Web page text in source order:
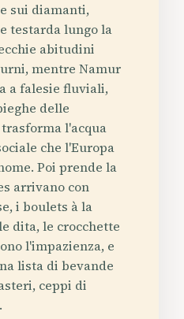
sui diamanti,
testarda lungo la
abitudini
mentre Namur
a falesie fluviali,
delle
l'acqua
che l'Europa
Poi prende la
arrivano con
i boulets à la
dita, le crocchette
l'impazienza, e
lista di bevande
ceppi di